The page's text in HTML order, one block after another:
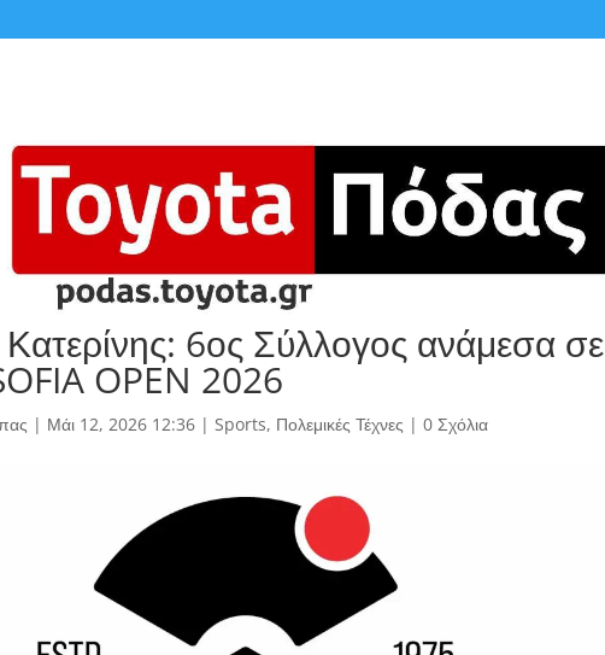
6ος Σύλλογος ανάμεσα σε
OPEN 2026
| Μάι 12, 2026 12:36| Sports, Πολεμικές Τέχνες | 0 Σχόλια